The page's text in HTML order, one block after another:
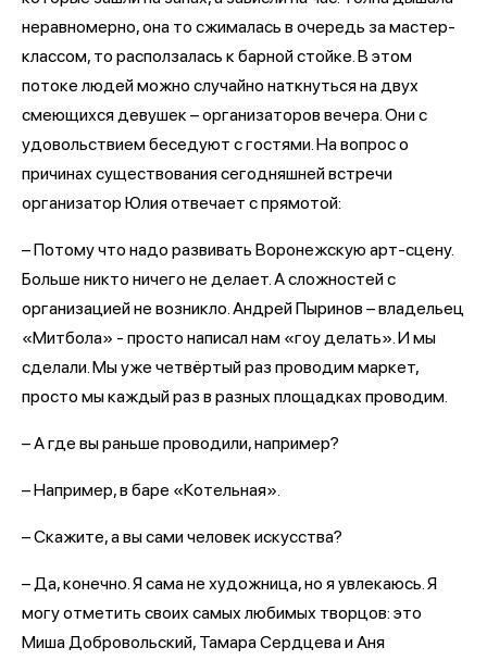
неравномерно, она то сжималась в очередь за мастер-
классом, то расползалась к барной стойке. В этом
потоке людей можно случайно наткнуться на двух
смеющихся девушек – организаторов вечера. Они с
удовольствием беседуют с гостями. На вопрос о
причинах существования сегодняшней встречи
организатор Юлия отвечает с прямотой:
– Потому что надо развивать Воронежскую арт-сцену.
Больше никто ничего не делает. А сложностей с
организацией не возникло. Андрей Пыринов – владельец
«Митбола» - просто написал нам «гоу делать». И мы
сделали. Мы уже четвёртый раз проводим маркет,
просто мы каждый раз в разных площадках проводим.
– А где вы раньше проводили, например?
– Например, в баре «Котельная».
– Скажите, а вы сами человек искусства?
– Да, конечно. Я сама не художница, но я увлекаюсь. Я
могу отметить своих самых любимых творцов: это
Миша Добровольский, Тамара Сердцева и Аня